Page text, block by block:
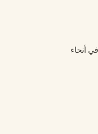
أنحاء